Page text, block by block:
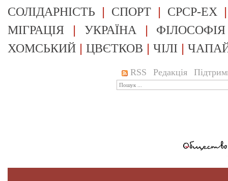
СОЛІДАРНІСТЬ | СПОРТ | СРСР-EX
МІГРАЦІЯ | УКРАЇНА | ФІЛОСОФІЯ
ХОМСЬКИЙ | ЦВЄТКОВ | ЧІЛІ |
RSS Редакція